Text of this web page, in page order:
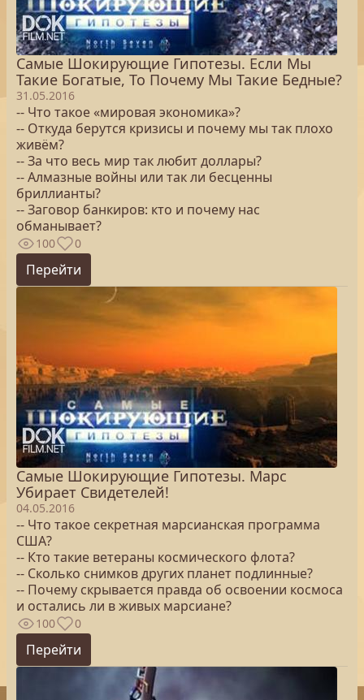
Самые Шокирующие Гипотезы. Если Мы
Такие Богатые, То Почему Мы Такие Бедные?
31.05.2016
-- Что такое «мировая экономика»?
-- Откуда берутся кризисы и почему мы так плохо
живём?
-- За что весь мир так любит доллары?
-- Алмазные войны или так ли бесценны
бриллианты?
-- Заговор банкиров: кто и почему нас
обманывает?
100 0
Перейти
Самые Шокирующие Гипотезы. Марс
Убирает Свидетелей!
04.05.2016
-- Что такое секретная марсианская программа
США?
-- Кто такие ветераны космического флота?
-- Сколько снимков других планет подлинные?
-- Почему скрывается правда об освоении космоса
и остались ли в живых марсиане?
100 0
Перейти